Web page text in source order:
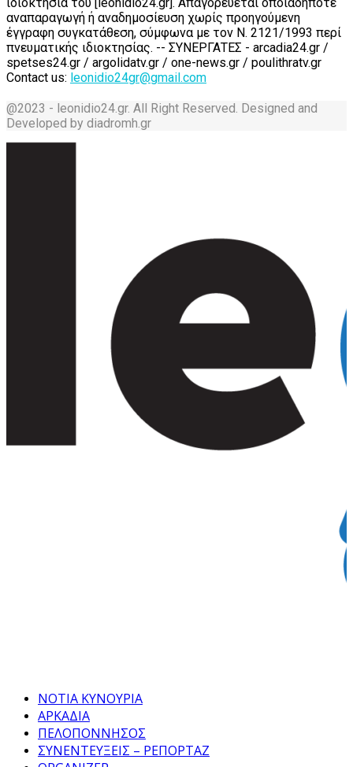
αναπαραγωγή ή αναδημοσίευση χωρίς προηγούμενη
έγγραφη συγκατάθεση, σύμφωνα με τον Ν. 2121/1993 περί
πνευματικής ιδιοκτησίας. -- ΣΥΝΕΡΓΑΤΕΣ - arcadia24.gr /
spetses24.gr / argolidatv.gr / one-news.gr / poulithratv.gr
Contact us: leonidio24gr@gmail.com
@2023 - leonidio24.gr. All Right Reserved. Designed and
Developed by diadromh.gr
ΝΟΤΙΑ ΚΥΝΟΥΡΙΑ
ΑΡΚΑΔΙΑ
ΠΕΛΟΠΟΝΝΗΣΟΣ
ΣΥΝΕΝΤΕΥΞΕΙΣ – ΡΕΠΟΡΤΑΖ